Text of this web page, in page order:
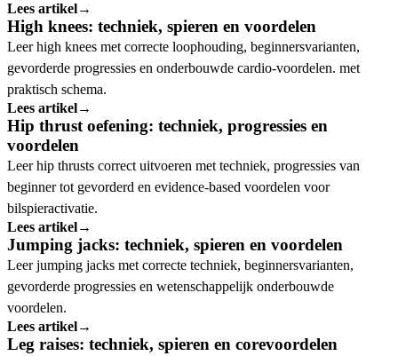
Lees artikel→
High knees: techniek, spieren en voordelen
Leer high knees met correcte loophouding, beginnersvarianten,
gevorderde progressies en onderbouwde cardio-voordelen. met
praktisch schema.
Lees artikel→
Hip thrust oefening: techniek, progressies en
voordelen
Leer hip thrusts correct uitvoeren met techniek, progressies van
beginner tot gevorderd en evidence-based voordelen voor
bilspieractivatie.
Lees artikel→
Jumping jacks: techniek, spieren en voordelen
Leer jumping jacks met correcte techniek, beginnersvarianten,
gevorderde progressies en wetenschappelijk onderbouwde
voordelen.
Lees artikel→
Leg raises: techniek, spieren en corevoordelen